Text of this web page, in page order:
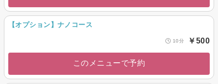
【オプション】ナノコース
10分 ￥500
このメニューで予約